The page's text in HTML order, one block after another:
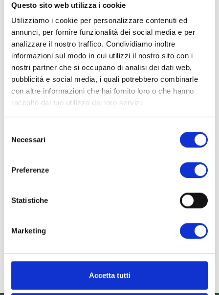
Questo sito web utilizza i cookie
Utilizziamo i cookie per personalizzare contenuti ed
annunci, per fornire funzionalità dei social media e per
analizzare il nostro traffico. Condividiamo inoltre
informazioni sul modo in cui utilizzi il nostro sito con i
nostri partner che si occupano di analisi dei dati web,
pubblicità e social media, i quali potrebbero combinarle
con altre informazioni che hai fornito loro o che hanno
raccolto dal tuo utilizzo dei loro servizi.
delNecessari
Preferenze
Statistiche
Marketing
Accetta tutti
INGREDIENTI
proteine del GRANO, fibra di FRUMENTO, proteine
d'AVENA, proteine di riso, olio d'oliva, olio di cocco,
albume d'UOVO, acido caprilico, L-leucina, sale iodato,
lievito naturale, emulsionante: lecitina di girasole, e471
vegetale.
medi
50g
207 Kcal
864 KJ
Grassi
11.50g
2.00g
- di cui zuccheri
0.50g
Proteine
16.50g
0.68g